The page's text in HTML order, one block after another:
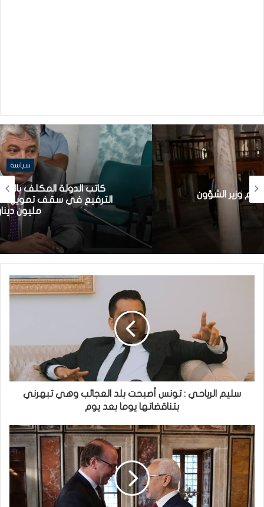
سياسة
كاتب الدولة المكلف بالشركات الاهلية: قريبا
الترفيع في سقف تمويل الشركات الأهلية إلى
مليون دينار
سليم الرياحي : تونس أصبحت بلد العجائب وهي تبهرني
بتناقضاتها يوما بعد يوم